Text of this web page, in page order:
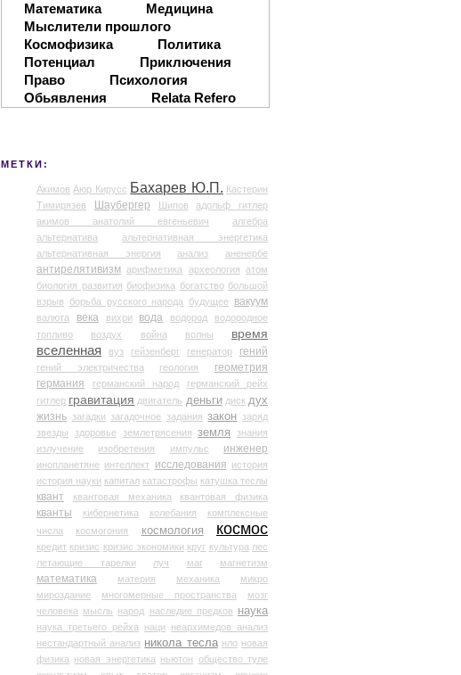
Математика
Медицина
Мыслители прошлого
Космофизика
Политика
Потенциал
Приключения
Право
Психология
Обьявления
Relata Refero
МЕТКИ:
Акимов Аюр Кирусс Бахарев Ю.П. Кастерин
Тимирязев
Шаубергер Шипов
адольф гитлер
акимов анатолий евгеньевич
алгебра
альтернатива
альтернативная энергетика
альтернативная энергия
анализ аненербе
антирелятивизм арифметика археология атом
биология развития биофизика богатство большой
взрыв
борьба русского народа будущее вакуум
валюта века вихри вода водород
водородное
топливо
воздух война волны
время
вселенная
вуз гейзенберг генератор гений
гений электричества геология
геометрия
германия
германский народ
германский рейх
гитлер гравитация двигатель деньги диск дух
жизнь загадки загадочное задания закон заряд
звезды
здоровье землетрясения земля
знания
излучение
изобретения импульс инженер
инопланетяне интеллект исследования история
история науки капитал катастрофы катушка теслы
квант квантовая механика квантовая физика
кванты кибернетика колебания
комплексные
числа
космогония космология космос
кредит кризис кризис экономики круг культура лес
летающие тарелки
луч маг магнетизм
математика материя механика
микро
мироздание
многомерные пространства
мозг
человека мысль народ наследие предков наука
наука третьего рейха наци
неархимедов анализ
нестандартный анализ никола тесла нло новая
физика новая энергетика ньютон общество туле